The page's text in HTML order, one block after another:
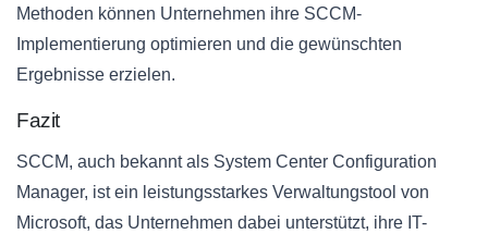
Methoden können Unternehmen ihre SCCM-
Implementierung optimieren und die gewünschten
Ergebnisse erzielen.
Fazit
SCCM, auch bekannt als System Center Configuration
Manager, ist ein leistungsstarkes Verwaltungstool von
Microsoft, das Unternehmen dabei unterstützt, ihre IT-